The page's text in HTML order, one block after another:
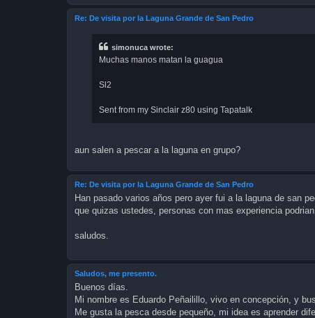
Re: De visita por la Laguna Grande de San Pedro
simonuca wrote:
Muchas manos matan la guagua
Sl2
Sent from my Sinclair z80 using Tapatalk
aun salen a pescar a la laguna en grupo?
Re: De visita por la Laguna Grande de San Pedro
Han pasado varios años pero ayer fui a la laguna de san
que quizas ustedes, personas con mas experiencia podrian
saludos.
Saludos, me presento.
Buenos días.
Mi nombre es Eduardo Peñailillo, vivo en concepción, y
Me gusta la pesca desde pequeño, mi idea es aprender